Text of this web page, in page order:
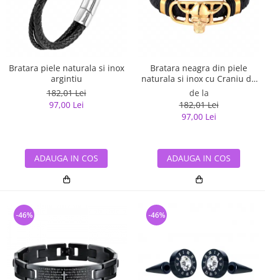
Bratara piele naturala si inox
argintiu
182,01 Lei
97,00 Lei
ADAUGA IN COS
Bratara neagra din piele
naturala si inox cu Craniu de
Viking
de la
182,01 Lei
97,00 Lei
ADAUGA IN COS
-46% -46%